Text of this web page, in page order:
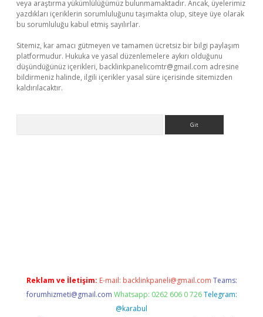
veya araştırma yükümlülüğümüz bulunmamaktadır. Ancak, üyelerimiz
yazdıkları içeriklerin sorumluluğunu taşımakta olup, siteye üye olarak
bu sorumluluğu kabul etmiş sayılırlar.
Sitemiz, kar amacı gütmeyen ve tamamen ücretsiz bir bilgi paylaşım
platformudur. Hukuka ve yasal düzenlemelere aykırı olduğunu
düşündüğünüz içerikleri, backlinkpanelicomtr@gmail.com adresine
bildirmeniz halinde, ilgili içerikler yasal süre içerisinde sitemizden
kaldırılacaktır.
Reklam ve İletişim: E-mail: backlinkpaneli@gmail.com Teams:
forumhizmeti@gmail.com Whatsapp: 0262 606 0 726 Telegram:
@karabul